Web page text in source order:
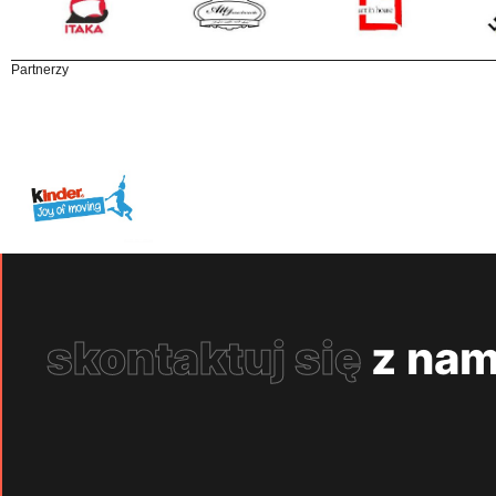
Partnerzy
skontaktuj się z